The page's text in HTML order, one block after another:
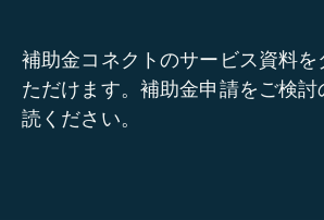
補助金コネクトのサービス資料を
ただけます。補助金申請をご検
読ください。